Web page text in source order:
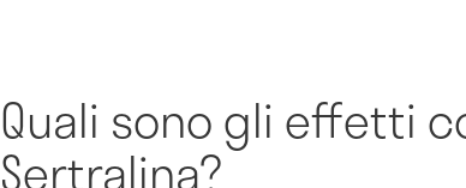
Quali sono gli effetti
Sertralina?